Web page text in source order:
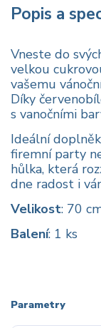
Popis a
Vneste do
velkou
vašemu
Díky
s vanočními
Ideální
firemní party
hůlka, která
dne radost i
Velikost: 70
Balení: 1 ks
Parametry